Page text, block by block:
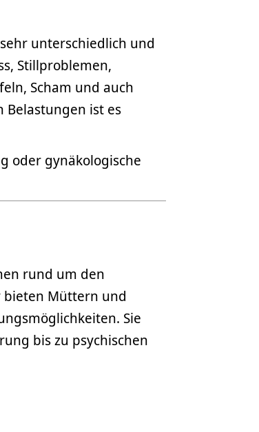
unterschiedlich und
Stillproblemen,
Scham und auch
Belastungen ist es
oder gynäkologische
rund um den
bieten Müttern und
Sie
bis zu psychischen